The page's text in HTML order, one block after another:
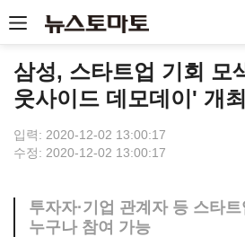
삼성, 스타트업 기회 모
웃사이드 데모데이' 개최
입력: 2020-12-02 13:00:17
수정: 2020-12-02 13:00:17
투자자·기업 관계자 등 스타
누구나 참여 가능